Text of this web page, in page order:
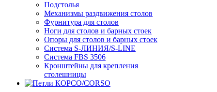
Подстолья
Механизмы раздвижения столов
Фурнитура для столов
Ноги для столов и барных стоек
Опоры для столов и барных стоек
Система S-ЛИНИЯ/S-LINE
Система FBS 3506
Кронштейны для крепления
столешницы